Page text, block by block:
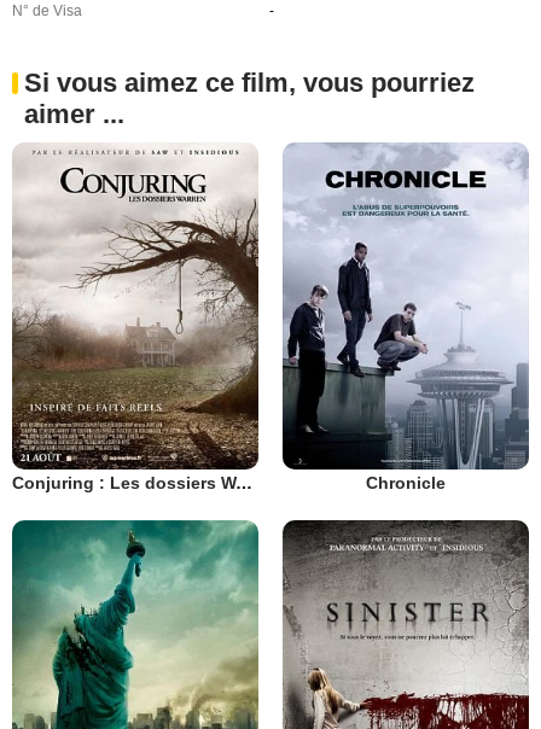
N° de Visa
-
Si vous aimez ce film, vous pourriez
aimer ...
Conjuring : Les dossiers Warren Chronicle